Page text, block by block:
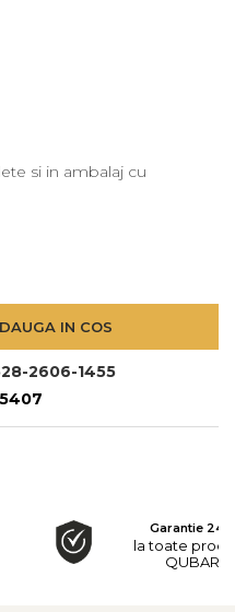
si in ambalaj cu
IN COS
2606-1455
Garantie 24
la toate
QUBARO